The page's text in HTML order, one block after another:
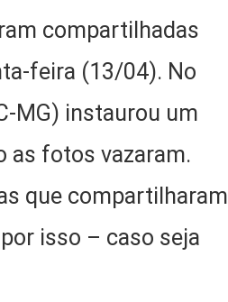
compartilhadas
feira (13/04). No
MG) instaurou um
as fotos vazaram.
que compartilharam
isso – caso seja